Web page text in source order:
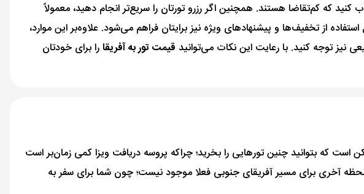
که کم‌تقاضا هستند. همچنین اگر رزرو تورتان را سریع‌تر انجام دهید، معمولاً
استفاده از تخفیف‌ها و پیشنهادهای ویژه نیز برایتان فراهم می‌شود. علاوه‌بر این موارد،
نیز توجه کنید. با رعایت این نکات می‌توانید قیمت تور به آفریقارا برای خودتان
که بتوانید چنین تورهایی را بخرید؛ چراکه پروسه دریافت ویزا کمی زمان‌بر است
آخری برای مسیر آفریقای جنوبی فعلا موجود نیست؛ چون شما برای سفر به